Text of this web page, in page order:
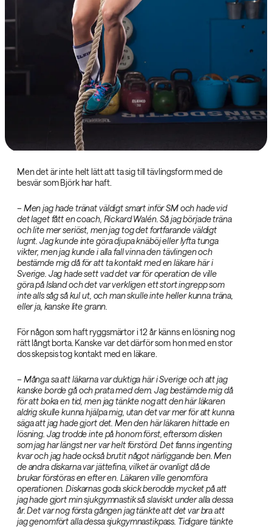
Men det är inte helt lätt att ta sig till tävlingsform med de
besvär som Björk har haft.
– Men jag hade tränat väldigt smart inför SM och hade vid
det laget fått en coach, Rickard Walén. Så jag började träna
och lite mer seriöst, men jag tog det fortfarande väldigt
lugnt. Jag kunde inte göra djupa knäböj eller lyfta tunga
vikter, men jag kunde i alla fall vinna den tävlingen och
bestämde mig då för att ta kontakt med en läkare här i
Sverige. Jag hade sett vad det var för operation de ville
göra på Island och det var verkligen ett stort ingrepp som
inte alls såg så kul ut, och man skulle inte heller kunna träna,
eller ja, kanske lite grann.‌
För någon som haft ryggsmärtor i 12 år känns en lösning nog
rätt långt borta. Kanske var det därför som hon med en stor
dos skepsis tog kontakt med en läkare.
– Många sa att läkarna var duktiga här i Sverige och att jag
kanske borde gå och prata med dem. Jag bestämde mig då
för att boka en tid, men jag tänkte nog att den här läkaren
aldrig skulle kunna hjälpa mig, utan det var mer för att kunna
säga att jag hade gjort det. Men den här läkaren hittade en
lösning. Jag trodde inte på honom först, eftersom disken
som jag har längst ner var helt förstörd. Det fanns ingenting
kvar och jag hade också brutit något närliggande ben. Men
de andra diskarna var jättefina, vilket är ovanligt då de
brukar förstöras en efter en. Läkaren ville genomföra
operationen. Diskarnas goda skick berodde mycket på att
jag hade gjort min sjukgymnastik så slaviskt under alla dessa
år. Det var nog första gången jag tänkte att det var bra att
jag genomfört alla dessa sjukgymnastikpass. Tidigare tänkte